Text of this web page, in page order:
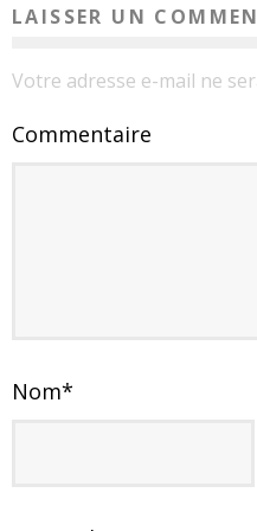
LAISSER UN
Votre adresse e-mail ne
Commentaire
Nom*